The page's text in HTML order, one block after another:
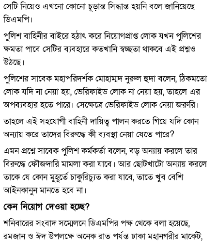
সেটি নিয়েও এখনো কোনো চূড়ান্ত সিদ্ধান্ত হয়নি বলে জানিয়েছে
ডিএমপি।
পুলিশ বাহিনীর বাইরে হঠাৎ করে নিয়োগপ্রাপ্ত লোক যখন পুলিশের
ক্ষমতা পাবে সেটির ব্যবহারে কতখানি স্বচ্ছতা থাকবে এই প্রশ্নও
উঠছে।
পুলিশের সাবেক মহাপরিদর্শক মোহাম্মদ নুরুল হুদা বলেন, ঠিকমতো
লোক যদি না নেয়া হয়, ভেরিফাইড লোক না নেয়া হয়, তাহলে এর
অপব্যবহার হতে পারে। সেক্ষেত্রে ভেরিফাইড লোক নেয়া জরুরি।
তাহলে এই সহযোগী বাহিনী দায়িত্ব পালন করতে গিয়ে যদি কোন
অন্যায় করে তাদের বিরুদ্ধে কী ব্যবস্থা নেয়া যেতে পারে?
এমন প্রশ্নে সাবেক পুলিশ কর্মকর্তা বলেন, বড় অন্যায় করলে তার
বিরুদ্ধে ফৌজদারি মামলা করা যাবে। আর ছোটখাটো অন্যায় করলে
তাকে যে কোন মুহূর্তে চাকুরিচ্যুত করা যাবে, তাতে খুব বেশি
আইনকানুন মানতে হবে না।
কেন নিয়োগ দেওয়া হচ্ছে?
শনিবারের সংবাদ সম্মেলনে ডিএমপির পক্ষ থেকে বলা হয়েছে,
রমজান ও ঈদ উপলক্ষে অনেক রাত পর্যন্ত ঢাকা মহানগরীর মার্কেট,